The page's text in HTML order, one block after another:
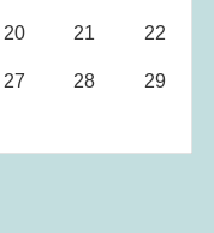
20 21 22
27 28 29